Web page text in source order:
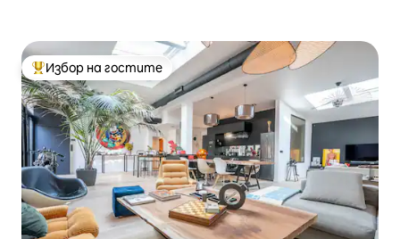
Най-популярен избор на гостите
Избор на гостите